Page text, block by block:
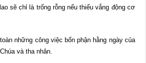
sẽ chỉ là trống rỗng nếu thiếu vắng động cơ
những công việc bổn phận hằng ngày của
và tha nhân.